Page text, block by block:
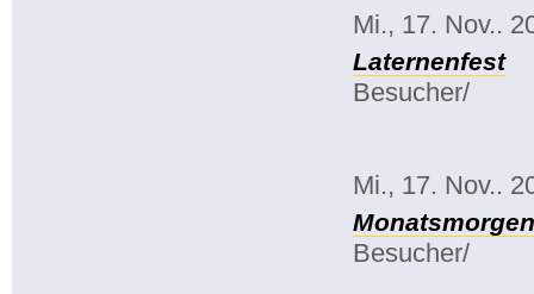
Mi., 17. Nov..
Laternenfest
Besucher/
Mi., 17. Nov..
Besucher/